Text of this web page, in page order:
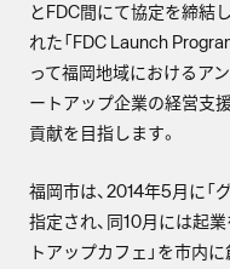
とFDC間にて協定を締結
れた「FDC Launch
って福岡地域におけるア
ートアップ企業の経営支
貢献を目指します。
福岡市は、2014年5月に「
指定され、同10月には起
トアップカフェ」を市内